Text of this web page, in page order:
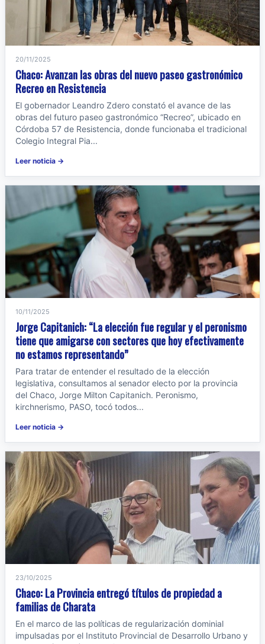
20/11/2025
Chaco: Avanzan las obras del nuevo paseo gastronómico
Recreo en Resistencia
El gobernador Leandro Zdero constató el avance de las
obras del futuro paseo gastronómico “Recreo”, ubicado en
Córdoba 57 de Resistencia, donde funcionaba el tradicional
Colegio Integral Pia...
Leer noticia →
10/11/2025
Jorge Capitanich: “La elección fue regular y el peronismo
tiene que amigarse con sectores que hoy efectivamente
no estamos representando”
Para tratar de entender el resultado de la elección
legislativa, consultamos al senador electo por la provincia
del Chaco, Jorge Milton Capitanich. Peronismo,
kirchnerismo, PASO, tocó todos...
Leer noticia →
23/10/2025
Chaco: La Provincia entregó títulos de propiedad a
familias de Charata
En el marco de las políticas de regularización dominial
impulsadas por el Instituto Provincial de Desarrollo Urbano y